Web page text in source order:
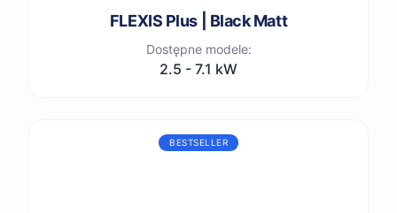
FLEXIS Plus | Black Matt
Dostępne modele:
2.5 - 7.1 kW
BESTSELLER